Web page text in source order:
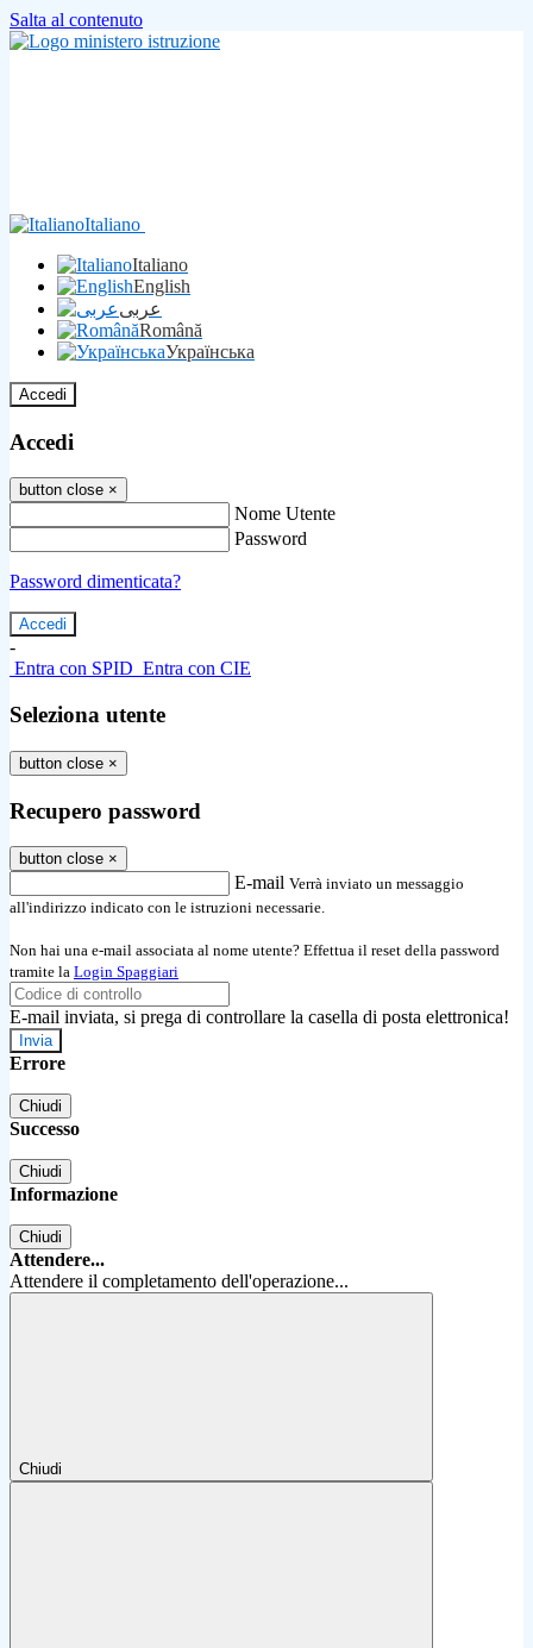
Salta al contenuto
Italiano
Italiano
English
عربى
Română
Українська
Accedi
Accedi
button close ×
Nome Utente
Password
Password dimenticata?
-
Entra con SPID Entra con CIE
Seleziona utente
button close ×
Recupero password
button close ×
E-mail Verrà inviato un messaggio
all'indirizzo indicato con le istruzioni necessarie.
Non hai una e-mail associata al nome utente? Effettua il reset della password
tramite la Login Spaggiari
E-mail inviata, si prega di controllare la casella di posta elettronica!
Errore
Chiudi
Successo
Chiudi
Informazione
Chiudi
Attendere...
Attendere il completamento dell'operazione...
Chiudi